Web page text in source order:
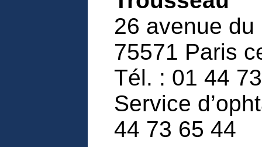
26 avenue du
75571 Paris
Tél. : 01 44
Service
44 73 65 44